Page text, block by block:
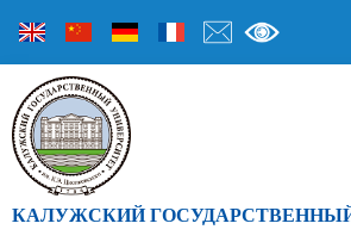
КАЛУЖСКИЙ